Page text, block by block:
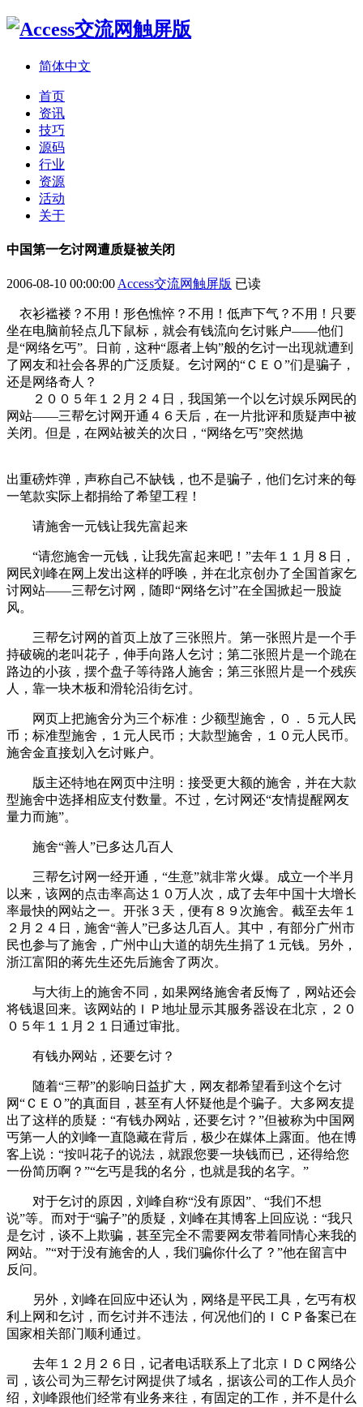
简体中文
首页
资讯
技巧
源码
行业
资源
活动
关于
中国第一乞讨网遭质疑被关闭
2006-08-10 00:00:00 Access交流网触屏版 已读
衣衫褴褛？不用！形色憔悴？不用！低声下气？不用！只要
坐在电脑前轻点几下鼠标，就会有钱流向乞讨账户——他们
是“网络乞丐”。日前，这种“愿者上钩”般的乞讨一出现就遭到
了网友和社会各界的广泛质疑。乞讨网的“ＣＥＯ”们是骗子，
还是网络奇人？
２００５年１２月２４日，我国第一个以乞讨娱乐网民的
网站——三帮乞讨网开通４６天后，在一片批评和质疑声中被
关闭。但是，在网站被关的次日，“网络乞丐”突然抛
出重磅炸弹，声称自己不缺钱，也不是骗子，他们乞讨来的每
一笔款实际上都捐给了希望工程！
请施舍一元钱让我先富起来
“请您施舍一元钱，让我先富起来吧！”去年１１月８日，
网民刘峰在网上发出这样的呼唤，并在北京创办了全国首家乞
讨网站——三帮乞讨网，随即“网络乞讨”在全国掀起一股旋
风。
三帮乞讨网的首页上放了三张照片。第一张照片是一个手
持破碗的老叫花子，伸手向路人乞讨；第二张照片是一个跪在
路边的小孩，摆个盘子等待路人施舍；第三张照片是一个残疾
人，靠一块木板和滑轮沿街乞讨。
网页上把施舍分为三个标准：少额型施舍，０．５元人民
币；标准型施舍，１元人民币；大款型施舍，１０元人民币。
施舍金直接划入乞讨账户。
版主还特地在网页中注明：接受更大额的施舍，并在大款
型施舍中选择相应支付数量。不过，乞讨网还“友情提醒网友
量力而施”。
施舍“善人”已多达几百人
三帮乞讨网一经开通，“生意”就非常火爆。成立一个半月
以来，该网的点击率高达１０万人次，成了去年中国十大增长
率最快的网站之一。开张３天，便有８９次施舍。截至去年１
２月２４日，施舍“善人”已多达几百人。其中，有部分广州市
民也参与了施舍，广州中山大道的胡先生捐了１元钱。另外，
浙江富阳的蒋先生还先后施舍了两次。
与大街上的施舍不同，如果网络施舍者反悔了，网站还会
将钱退回来。该网站的ＩＰ地址显示其服务器设在北京，２０
０５年１１月２１日通过审批。
有钱办网站，还要乞讨？
随着“三帮”的影响日益扩大，网友都希望看到这个乞讨
网“ＣＥＯ”的真面目，甚至有人怀疑他是个骗子。大多网友提
出了这样的质疑：“有钱办网站，还要乞讨？”但被称为中国网
丐第一人的刘峰一直隐藏在背后，极少在媒体上露面。他在博
客上说：“按叫花子的说法，就跟您要一块钱而已，还得给您
一份简历啊？”“乞丐是我的名分，也就是我的名字。”
对于乞讨的原因，刘峰自称“没有原因”、“我们不想
说”等。而对于“骗子”的质疑，刘峰在其博客上回应说：“我只
是乞讨，谈不上欺骗，甚至完全不需要网友带着同情心来我的
网站。”“对于没有施舍的人，我们骗你什么了？”他在留言中
反问。
另外，刘峰在回应中还认为，网络是平民工具，乞丐有权
利上网和乞讨，而乞讨并不违法，何况他们的ＩＣＰ备案已在
国家相关部门顺利通过。
去年１２月２６日，记者电话联系上了北京ＩＤＣ网络公
司，该公司为三帮乞讨网提供了域名，据该公司的工作人员介
绍，刘峰跟他们经常有业务来往，有固定的工作，并不是什么